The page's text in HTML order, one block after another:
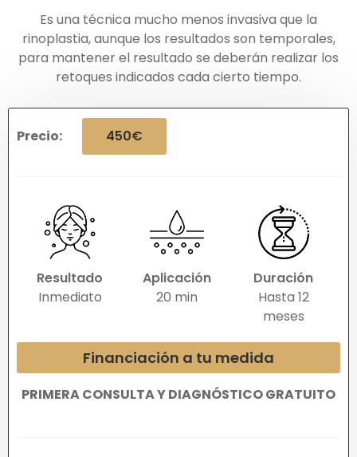
Es una técnica mucho menos invasiva que la
rinoplastia, aunque los resultados son temporales,
para mantener el resultado se deberán realizar los
retoques indicados cada cierto tiempo.
Precio: 450€
Resultado
Inmediato
Aplicación
20 min
Duración
Hasta 12
meses
Financiación a tu medida
PRIMERA CONSULTA Y DIAGNÓSTICO GRATUITO